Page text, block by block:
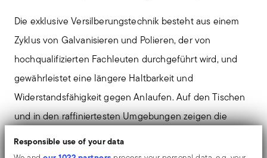
Responsible use of your data
Die exklusive Versilberungstechnik besteht aus einem
Zyklus von Galvanisieren und Polieren, der von
hochqualifizierten Fachleuten durchgeführt wird, und
gewährleistet eine längere Haltbarkeit und
Widerstandsfähigkeit gegen Anlaufen. Auf den Tischen
und in den raffiniertesten Umgebungen zeigen die
glänzenden Objekte einen außergewöhnlichen und
lang anhaltenden Spiegeleffekt.